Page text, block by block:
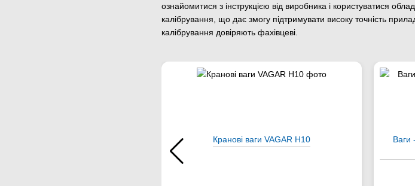
ознайомитися з інструкцією від виробника і користуватися
калібрування, що дає змогу підтримувати високу точність
калібрування довіряють фахівцеві.
Кранові ваги VAGAR Н10
Ваги